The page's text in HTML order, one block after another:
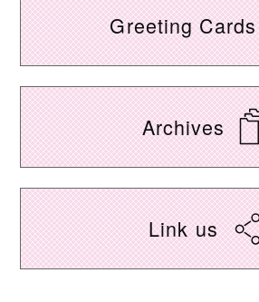
Greeting Cards
Archives
Link us